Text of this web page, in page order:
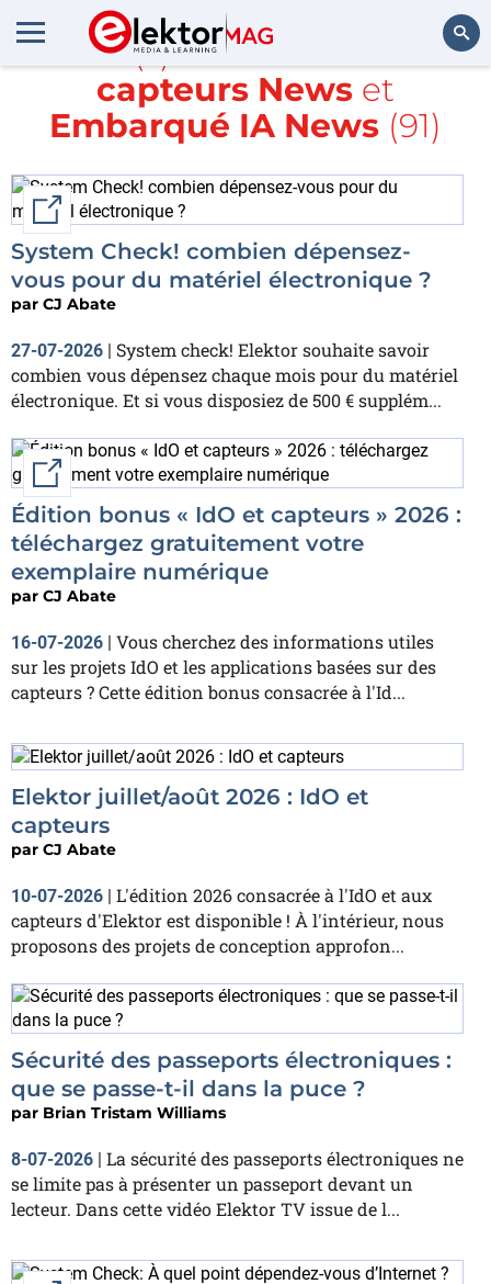
Article(s) avec la balise
IdO
capteurs News et
Embarqué IA News (91)
External link
System Check! combien dépensez-
vous pour du matériel électronique ?
par CJ Abate
27-07-2026 | System check! Elektor souhaite savoir
combien vous dépensez chaque mois pour du matériel
électronique. Et si vous disposiez de 500 € supplém...
External link
Édition bonus « IdO et capteurs » 2026 :
téléchargez gratuitement votre
exemplaire numérique
par CJ Abate
16-07-2026 | Vous cherchez des informations utiles
sur les projets IdO et les applications basées sur des
capteurs ? Cette édition bonus consacrée à l'Id...
Elektor juillet/août 2026 : IdO et
capteurs
par CJ Abate
10-07-2026 | L'édition 2026 consacrée à l'IdO et aux
capteurs d'Elektor est disponible ! À l'intérieur, nous
proposons des projets de conception approfon...
Sécurité des passeports électroniques :
que se passe-t-il dans la puce ?
par Brian Tristam Williams
8-07-2026 | La sécurité des passeports électroniques ne
se limite pas à présenter un passeport devant un
lecteur. Dans cette vidéo Elektor TV issue de l...